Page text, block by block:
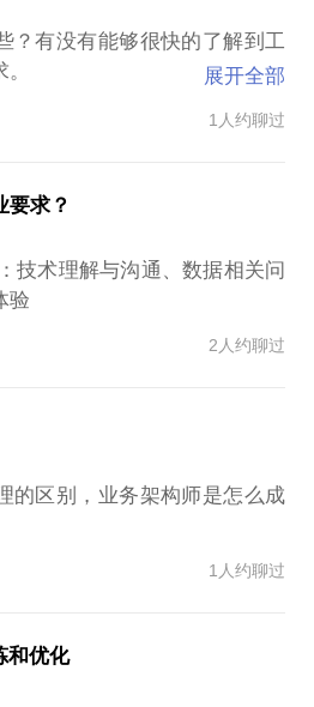
？有没有能够很快的了解到工
划怎么做
领域？兼顾工作和热爱，让职
，更快的晋升到下一个层级？
要继续强化的能力
展开全部
1人约聊过
要求？
技术理解与沟通、数据相关问
2人约聊过
的区别，业务架构师是怎么成
1人约聊过
和优化